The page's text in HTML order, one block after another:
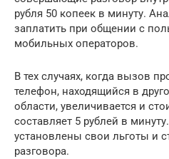
рубля 50 копеек в минуту.
заплатить при общении с
мобильных операторов.
В тех случаях, когда вызов
телефон, находящийся в
области, увеличивается и
составляет 5 рублей в
установлены свои льготы и
разговора.